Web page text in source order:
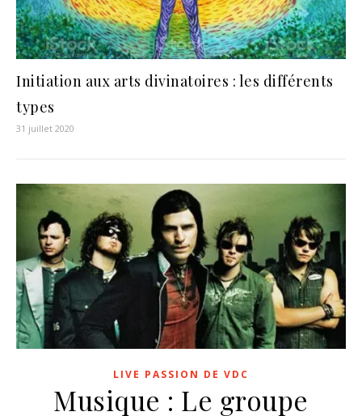
Initiation aux arts divinatoires : les différents
types
31 juillet 2020
LIVE PASSION DE VDC
Musique : Le groupe